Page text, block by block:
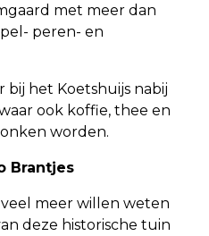
met meer dan
peren- en
bij het Koetshuijs nabij
ook koffie, thee en
worden.
Brantjes
meer willen weten
deze historische tuin